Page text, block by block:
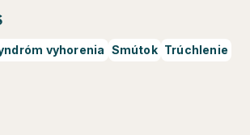
vyhorenia Smútok Trúchlenie